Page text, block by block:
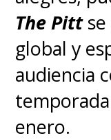
The Pittse
global y
audiencia
enero.